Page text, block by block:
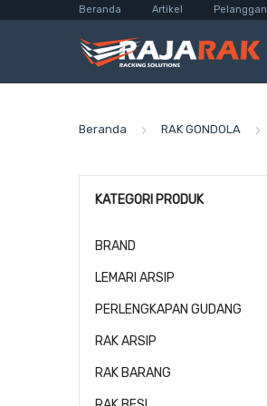
Beranda Artikel Pelanggan
Beranda RAK GONDOLA
KATEGORI PRODUK
BRAND
LEMARI ARSIP
PERLENGKAPAN GUDANG
RAK ARSIP
RAK BARANG